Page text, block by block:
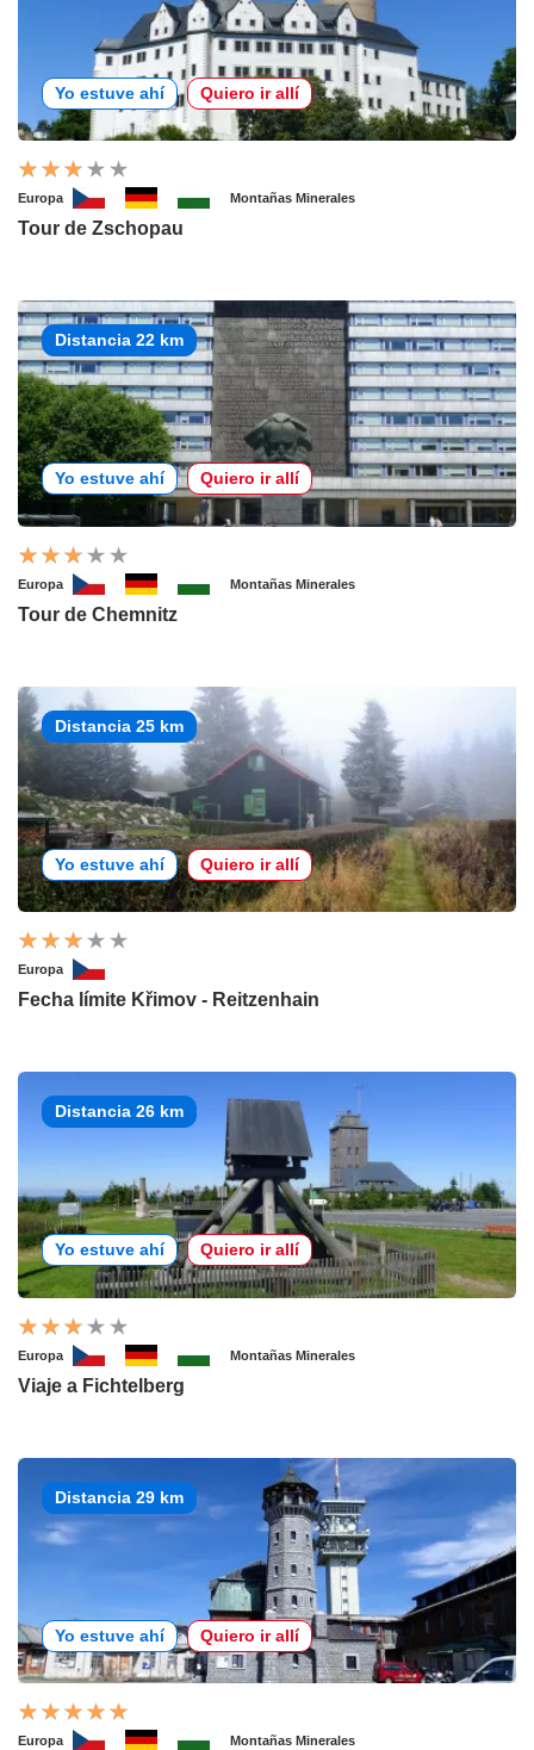
Yo estuve ahí Quiero ir allí
Europa Montañas Minerales
Tour de Zschopau
Distancia 22 km
Yo estuve ahí Quiero ir allí
Europa Montañas Minerales
Tour de Chemnitz
Distancia 25 km
Yo estuve ahí Quiero ir allí
Europa
Fecha límite Křimov - Reitzenhain
Distancia 26 km
Yo estuve ahí Quiero ir allí
Europa Montañas Minerales
Viaje a Fichtelberg
Distancia 29 km
Yo estuve ahí Quiero ir allí
Europa Montañas Minerales